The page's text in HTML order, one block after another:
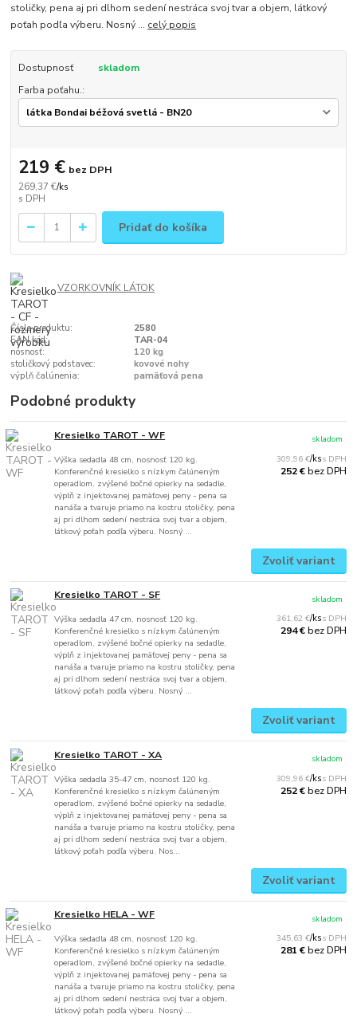
stoličky, pena aj pri dlhom sedení nestráca svoj tvar a objem, látkový
poťah podľa výberu. Nosný ... celý popis
Dostupnosť
skladom
Farba poťahu.:
269,37 €/ks
219 € bez DPH
Pridať do košíka
VZORKOVNÍK LÁTOK
Číslo produktu:
2580
EAN kód:
TAR-04
nosnosť:
120 kg
stoličkový podstavec:
kovové nohy
výplň čalúnenia:
pamäťová pena
Podobné produkty
Kresielko TAROT - WF
Výška sedadla 48 cm, nosnosť 120 kg.
Konferenčné kresielko s nízkym čalúneným
operadlom, zvýšené bočné opierky na sedadle,
výplň z injektovanej pamäťovej peny - pena sa
nanáša a tvaruje priamo na kostru stoličky, pena
aj pri dlhom sedení nestráca svoj tvar a objem,
látkový poťah podľa výberu. Nosný ...
309,96 €/ks
252 €bez DPH
skladom
Zvoliť variant
Kresielko TAROT - SF
Výška sedadla 47 cm, nosnosť 120 kg.
Konferenčné kresielko s nízkym čalúneným
operadlom, zvýšené bočné opierky na sedadle,
výplň z injektovanej pamäťovej peny - pena sa
nanáša a tvaruje priamo na kostru stoličky, pena
aj pri dlhom sedení nestráca svoj tvar a objem,
látkový poťah podľa výberu. Nosný ...
361,62 €/ks
294 €bez DPH
skladom
Zvoliť variant
Kresielko TAROT - XA
Výška sedadla 35-47 cm, nosnosť 120 kg.
Konferenčné kresielko s nízkym čalúneným
operadlom, zvýšené bočné opierky na sedadle,
výplň z injektovanej pamäťovej peny - pena sa
nanáša a tvaruje priamo na kostru stoličky, pena
aj pri dlhom sedení nestráca svoj tvar a objem,
látkový poťah podľa výberu. Nos...
309,96 €/ks
252 €bez DPH
skladom
Zvoliť variant
Kresielko HELA - WF
Výška sedadla 48 cm, nosnosť 120 kg.
Konferenčné kresielko s nízkym čalúneným
operadlom, zvýšené bočné opierky na sedadle,
výplň z injektovanej pamäťovej peny - pena sa
nanáša a tvaruje priamo na kostru stoličky, pena
aj pri dlhom sedení nestráca svoj tvar a objem,
látkový poťah podľa výberu. Nosný ...
345,63 €/ks
281 €bez DPH
skladom